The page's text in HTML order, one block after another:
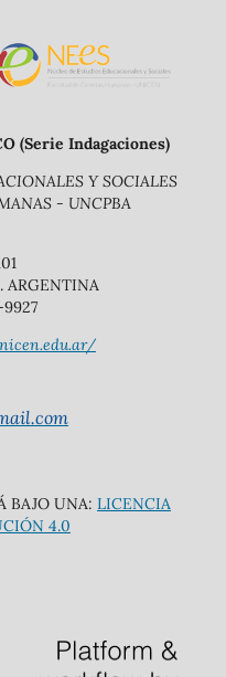
(Serie Indagaciones)
Y SOCIALES
- UNCPBA
ARGENTINA
BAJO UNA: LICENCIA
4.0